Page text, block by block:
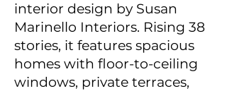
interior design by Susan
Marinello Interiors. Rising 38
stories, it features spacious
homes with floor-to-ceiling
windows, private terraces,